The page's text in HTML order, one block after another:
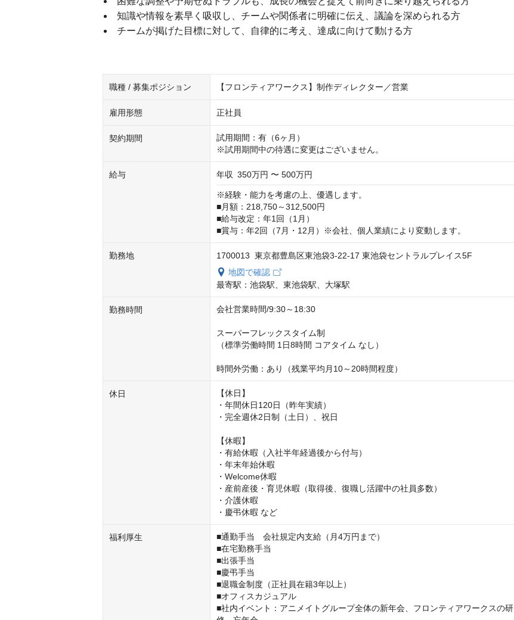
知識や情報を素早く吸収し、チームや関係者に明確に伝え、議論を深められる方
チームが掲げた目標に対して、自律的に考え、達成に向けて動ける方
職種 / 募集ポジション 【フロンティアワークス】制作ディレクター／営業
雇用形態 正社員
契約期間
試用期間：有（6ヶ月）
※試用期間中の待遇に変更はございません。
給与 年収 350万円 〜 500万円
※経験・能力を考慮の上、優遇します。
■月額：218,750～312,500円
■給与改定：年1回（1月）
■賞与：年2回（7月・12月）※会社、個人業績により変動します。
勤務地
1700013 東京都豊島区東池袋3-22-17 東池袋セントラルプレイス5F
地図で確認
最寄駅：池袋駅、東池袋駅、大塚駅
勤務時間 会社営業時間/9:30～18:30
スーパーフレックスタイム制
（標準労働時間 1日8時間 コアタイム なし）
時間外労働：あり（残業平均月10～20時間程度）
休日
【休日】
・年間休日120日（昨年実績）
・完全週休2日制（土日）、祝日
【休暇】
・有給休暇（入社半年経過後から付与）
・年末年始休暇
・Welcome休暇
・産前産後・育児休暇（取得後、復職し活躍中の社員多数）
・介護休暇
・慶弔休暇 など
福利厚生
■通勤手当　会社規定内支給（月4万円まで）
■在宅勤務手当
■出張手当
■慶弔手当
■退職金制度（正社員在籍3年以上）
■オフィスカジュアル
■社内イベント：アニメイトグループ全体の新年会、フロンティアワークスの研